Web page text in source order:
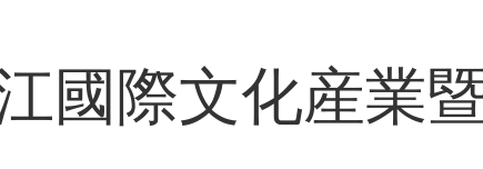
國際文化産業